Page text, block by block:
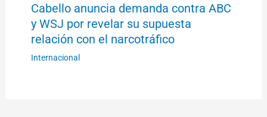
Cabello anuncia demanda contra ABC
y WSJ por revelar su supuesta
relación con el narcotráfico
Internacional